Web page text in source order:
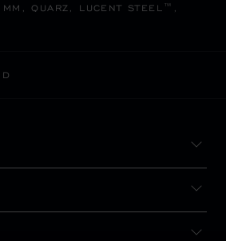
QUARZ, LUCENT STEEL™,
(LAND ÄNDERN)